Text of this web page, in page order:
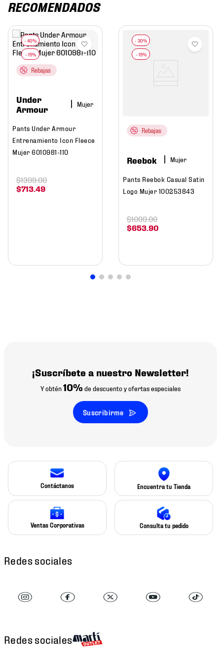
RECOMENDADOS
Rebajas
Under
Armour
Mujer
Pants Under Armour
Entrenamiento Icon Fleece
Mujer 6010981-110
$713.49
$1399.00
Rebajas
Reebok Mujer
Pants Reebok Casual Satin
Logo Mujer 100253843
$653.90
$1099.00
¡Suscríbete a nuestro Newsletter!
Y obtén10% de descuento y ofertas especiales
Suscribirme
Contáctanos Encuentra tu Tienda
Ventas Corporativas Consulta tu pedido
Redes sociales
Redes sociales